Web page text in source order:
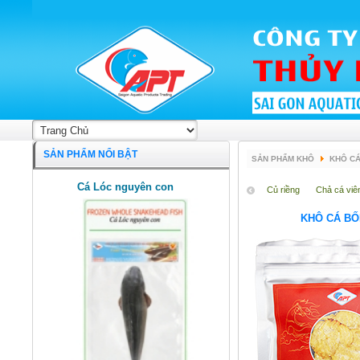
SẢN PHẨM KHÔ KHÔ
Củ riềng Chả cá
KHÔ CÁ
SẢN PHẨM NỔI BẬT
Cá Lóc nguyên con